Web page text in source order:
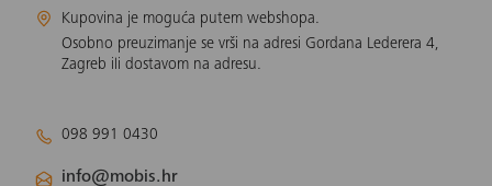
Kupovina je moguća putem webshopa.
Osobno preuzimanje se vrši na adresi Gordana Lederera 4,
Zagreb ili dostavom na adresu.
098 991 0430
info@mobis.hr